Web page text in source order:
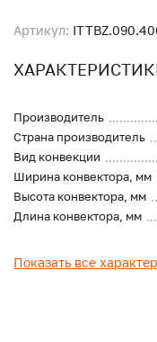
Артикул:
Производитель
Страна производитель
Вид конвекции
Ширина конвектора, мм
Высота конвектора, мм
Длина конвектора, мм
Показать все